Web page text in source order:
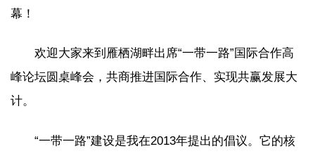
幕！
欢迎大家来到雁栖湖畔出席“一带一路”国际合作高
峰论坛圆桌峰会，共商推进国际合作、实现共赢发展大
计。
“一带一路”建设是我在2013年提出的倡议。它的核